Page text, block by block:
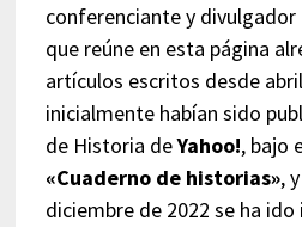
conferenciante y
que reúne en esta página
artículos escritos desde
inicialmente habían sido
de Historia deYahoo!, bajo
«Cuaderno de historias»,
diciembre de 2022 se ha